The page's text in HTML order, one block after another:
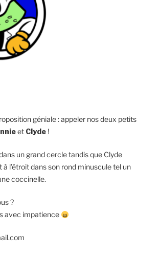
géniale : appeler nos deux petits
et Clyde !
un grand cercle tandis que Clyde
à l’étroit dans son rond minuscule tel un
coccinelle.
?
avec impatience